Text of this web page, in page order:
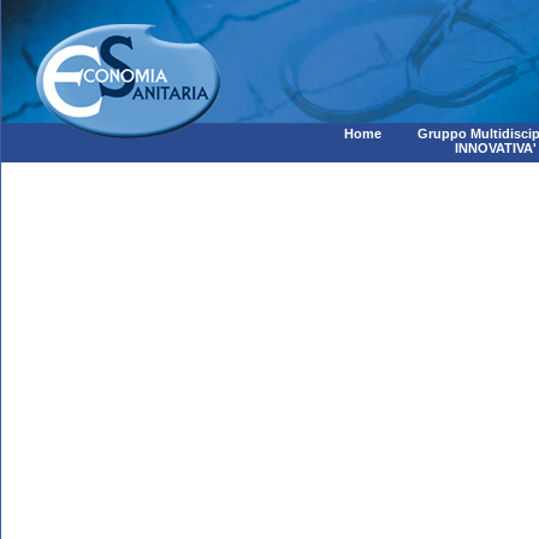
Home
Gruppo
INNOVATIVA'